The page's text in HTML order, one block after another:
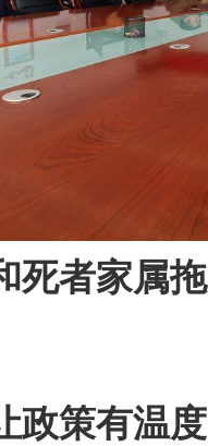
死者家属
政策有温